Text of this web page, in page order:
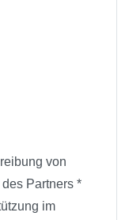
von
Partners *
im